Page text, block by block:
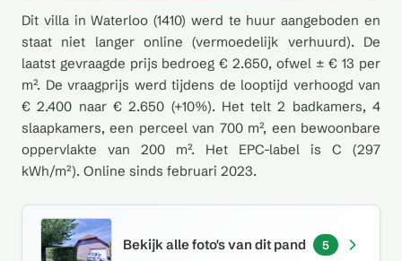
Dit villa in Waterloo (1410) werd te huur aangeboden en
staat niet langer online (vermoedelijk verhuurd). De
laatst gevraagde prijs bedroeg € 2.650, ofwel ± € 13 per
m². De vraagprijs werd tijdens de looptijd verhoogd van
€ 2.400 naar € 2.650 (+10%). Het telt 2 badkamers, 4
slaapkamers, een perceel van 700 m², een bewoonbare
oppervlakte van 200 m². Het EPC-label is C (297
kWh/m²). Online sinds februari 2023.
Bekijk alle foto's van dit pand 5